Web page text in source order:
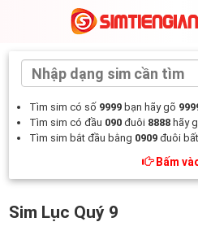
Tìm sim có số 9999 bạn hãy gõ
Tìm sim có đầu 090 đuôi 8888 hãy
Tìm sim bắt đầu bằng 0909 đuôi
Bấm
Sim Lục Quý 9